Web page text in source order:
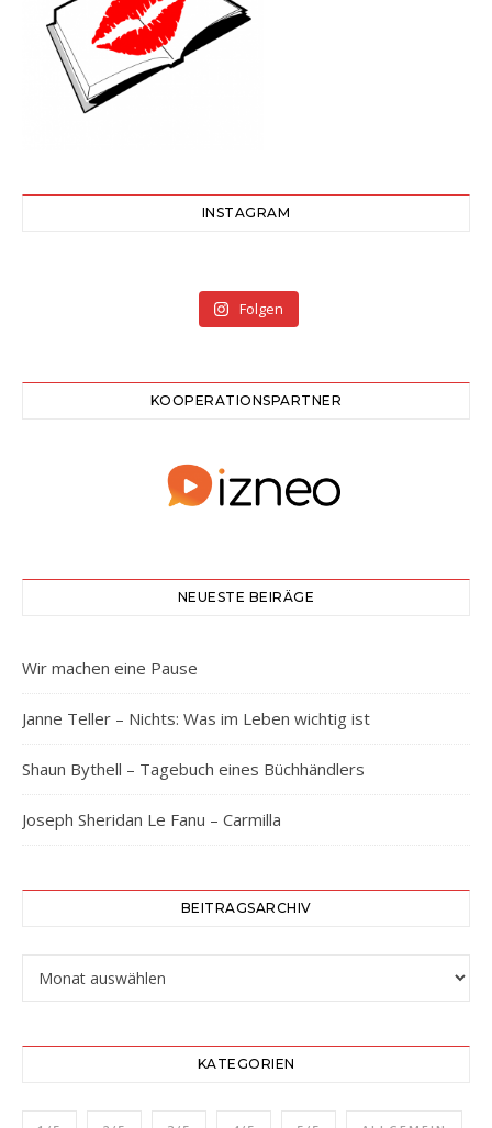
INSTAGRAM
Folgen
KOOPERATIONSPARTNER
NEUESTE BEIRÄGE
Wir machen eine Pause
Janne Teller – Nichts: Was im Leben wichtig ist
Shaun Bythell – Tagebuch eines Büchhändlers
Joseph Sheridan Le Fanu – Carmilla
BEITRAGSARCHIV
KATEGORIEN